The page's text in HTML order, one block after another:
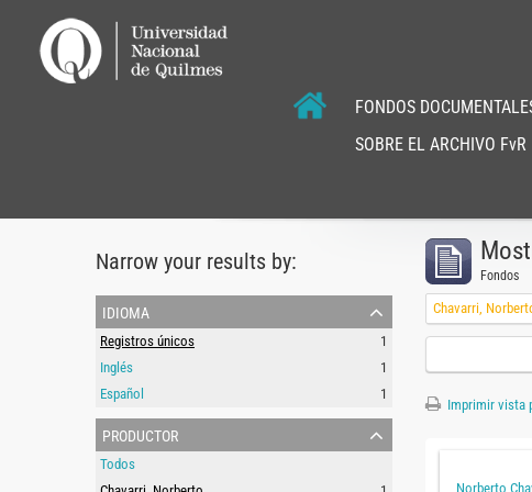
FONDOS
SOBRE EL ARCHIVO FvR
Narrow your results by:
idioma
Registros únicos
1
Inglés
1
Español
1
productor
Todos
Fondos
Chavarri,
Imprimir vista
Norberto